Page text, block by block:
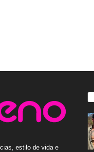
estilo de vida e